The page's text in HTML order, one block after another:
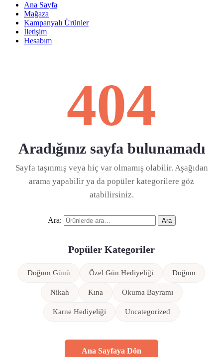
Ana Sayfa
Mağaza
Kampanyalı Ürünler
İletişim
Hesabım
404
Aradığınız sayfa bulunamadı
Sayfa taşınmış veya hiç var olmamış olabilir. Aşağıdan
arama yapabilir ya da popüler kategorilere göz
atabilirsiniz.
Ara: Ara
Popüler Kategoriler
Doğum Günü Özel Gün Hediyeliği Doğum
Nikah Kına Okuma Bayramı
Karne Hediyeliği Uncategorized
Ana Sayfaya Dön